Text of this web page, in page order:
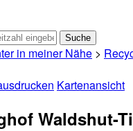
in meiner Nähe >
Kartenansicht
Waldshut-